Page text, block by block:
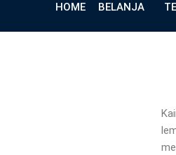
HOME BELANJA